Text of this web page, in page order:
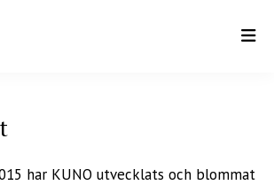
har KUNO utvecklats och blommat